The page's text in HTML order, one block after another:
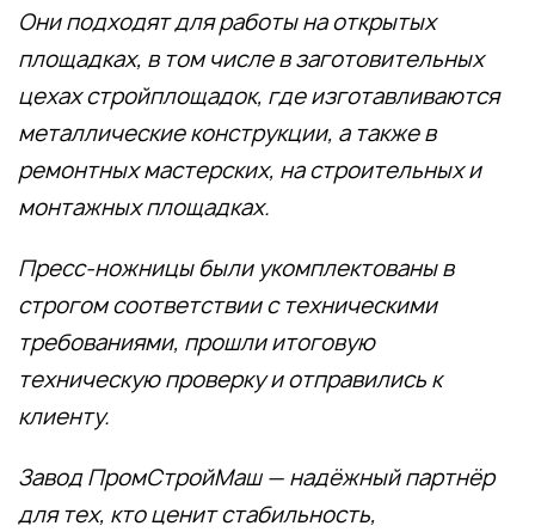
Они подходят для работы на открытых
площадках, в том числе в заготовительных
цехах стройплощадок, где изготавливаются
металлические конструкции, а также в
ремонтных мастерских, на строительных и
монтажных площадках.
Пресс-ножницы были укомплектованы в
строгом соответствии с техническими
требованиями, прошли итоговую
техническую проверку и отправились к
клиенту.
Завод ПромСтройМаш — надёжный партнёр
для тех, кто ценит стабильность,